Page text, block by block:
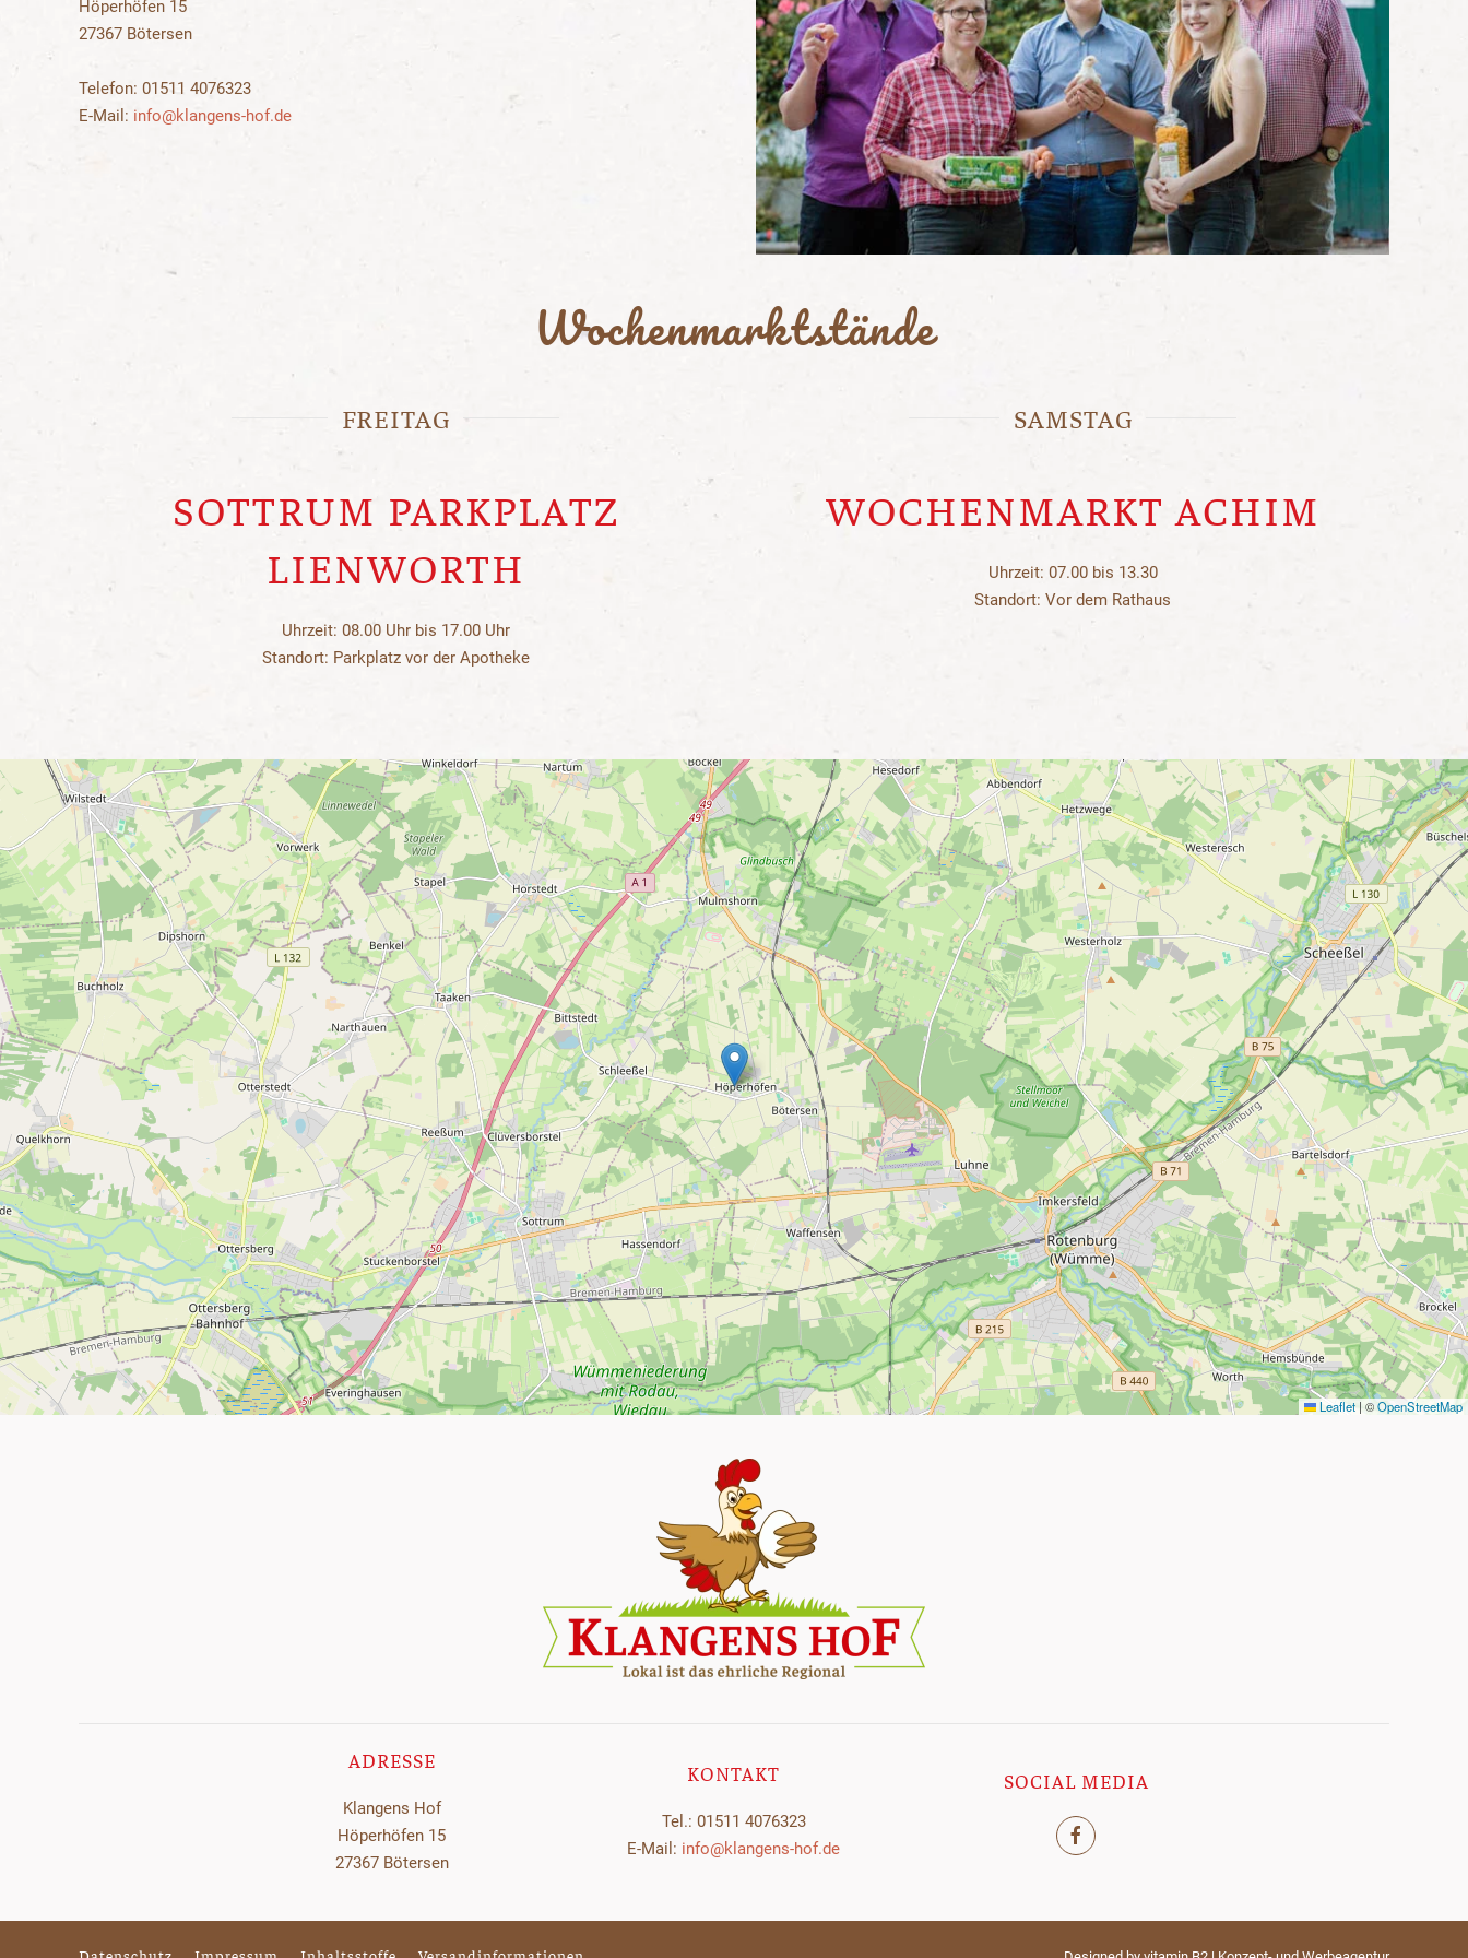
Höperhöfen 15
27367 Bötersen
Telefon: 01511 4076323
E-Mail: info@klangens-hof.de
Wochenmarktstände
FREITAG
SOTTRUM PARKPLATZ
LIENWORTH
Uhrzeit: 08.00 Uhr bis 17.00 Uhr
Standort: Parkplatz vor der Apotheke
SAMSTAG
WOCHENMARKT ACHIM
Uhrzeit: 07.00 bis 13.30
Standort: Vor dem Rathaus
Leaflet | ©OpenStreetMap
ADRESSE
Klangens Hof
Höperhöfen 15
27367 Bötersen
KONTAKT
Tel.: 01511 4076323
E-Mail: info@klangens-hof.de
SOCIAL MEDIA